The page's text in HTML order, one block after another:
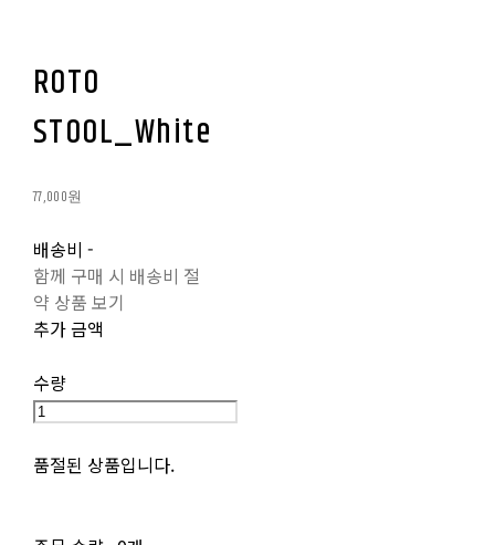
ROTO
STOOL_White
77,000원
배송비 -
함께 구매 시 배송비 절
약 상품 보기
추가 금액
수량
품절된 상품입니다.